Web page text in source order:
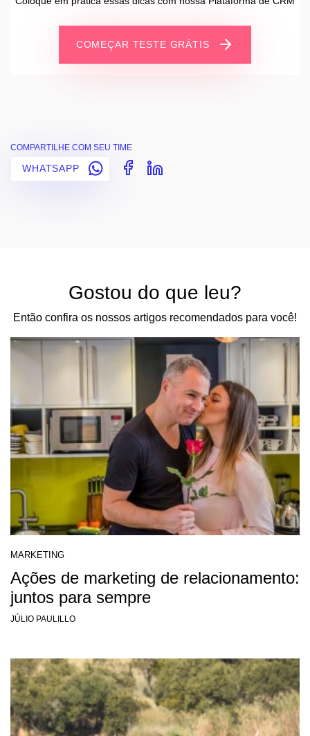
COMEÇAR TESTE GRÁTIS
COMPARTILHE COM SEU TIME
WHATSAPP
Gostou do que leu?
Então confira os nossos artigos recomendados para você!
MARKETING
Ações de marketing de relacionamento:
juntos para sempre
JÚLIO PAULILLO